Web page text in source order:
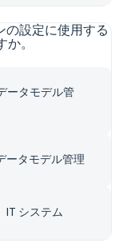
の設定に使用する
か。
ータモデル管
ータモデル管理
IT システム